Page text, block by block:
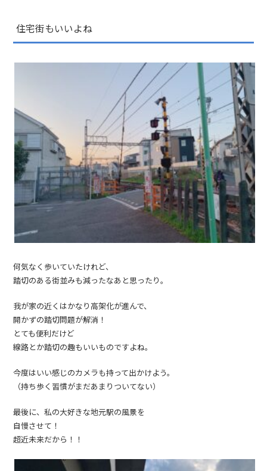
住宅街もいいよね
何気なく歩いていたけれど、
踏切のある街並みも減ったなあと思ったり。
我が家の近くはかなり高架化が進んで、
開かずの踏切問題が解消！
とても便利だけど
線路とか踏切の趣もいいものですよね。
今度はいい感じのカメラも持って出かけよう。
（持ち歩く習慣がまだあまりついてない）
最後に、私の大好きな地元駅の風景を
自慢させて！
超近未来だから！！